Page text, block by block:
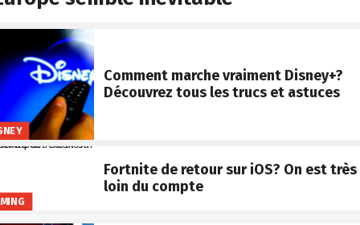
Comment marche vraiment Disney+?
Découvrez tous les trucs et astuces
Fortnite de retour sur iOS? On est très
loin du compte